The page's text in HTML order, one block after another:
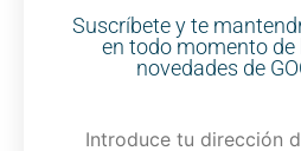
Suscríbete y te
en todo momento de
novedades de